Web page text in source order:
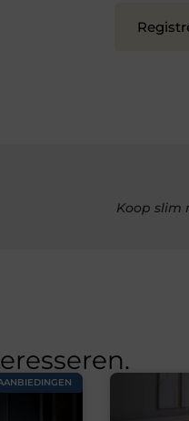
Koop slim